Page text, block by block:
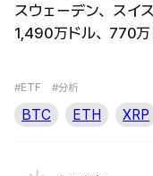
スウェーデン、スイ
1,490万ドル、770万
#ETF #分析
BTC ETH XRP